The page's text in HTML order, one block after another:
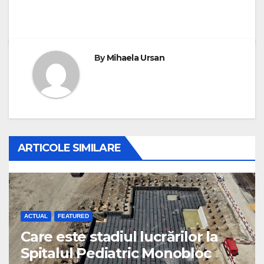
ByMihaela Ursan
ARTICOLE SIMILARE
ACTUAL FEATURED
Care este stadiul lucrărilor la
Spitalul Pediatric Monobloc